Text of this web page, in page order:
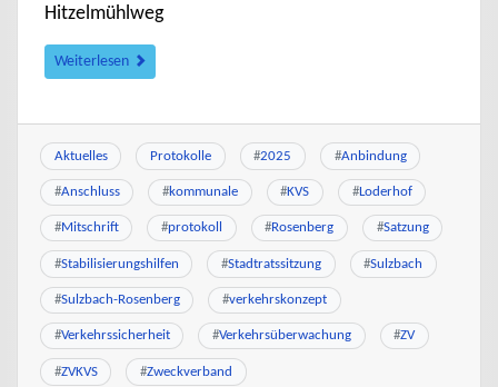
Hitzelmühlweg
Weiterlesen
Aktuelles Protokolle #2025 #Anbindung
#Anschluss #kommunale #KVS #Loderhof
#Mitschrift #protokoll #Rosenberg #Satzung
#Stabilisierungshilfen #Stadtratssitzung #Sulzbach
#Sulzbach-Rosenberg #verkehrskonzept
#Verkehrssicherheit #Verkehrsüberwachung #ZV
#ZVKVS #Zweckverband